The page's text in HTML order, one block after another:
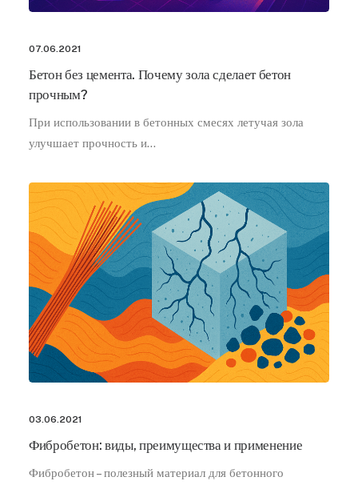
07.06.2021
Бетон без цемента. Почему зола сделает бетон
прочным?
При использовании в бетонных смесях летучая зола
улучшает прочность и…
03.06.2021
Фибробетон: виды, преимущества и применение
Фибробетон – полезный материал для бетонного